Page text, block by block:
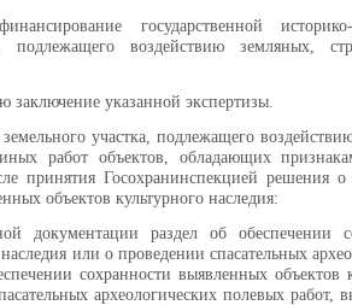
государственной историко-
подлежащего воздействию земляных,
заключение указанной экспертизы.
участка, подлежащего
работ объектов, обладающих
принятия Госохранинспекцией решения
объектов культурного наследия:
документации раздел об обеспечении
или о проведении спасательных
сохранности выявленных объектов
археологических полевых работ,